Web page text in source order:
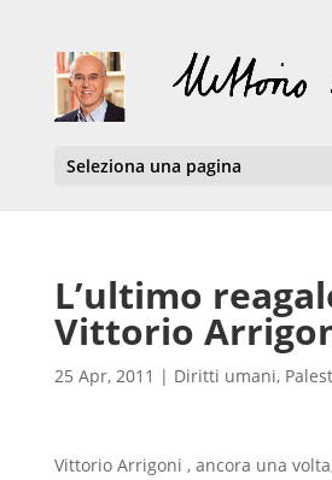
Seleziona una pagina
L’ultimo
Vittorio
25 Apr, 2011 | Diritti umani,
Vittorio Arrigoni , ancora una